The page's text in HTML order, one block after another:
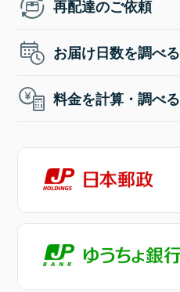
再配達のご依頼
お届け日数を調べる
料金を計算・調べる